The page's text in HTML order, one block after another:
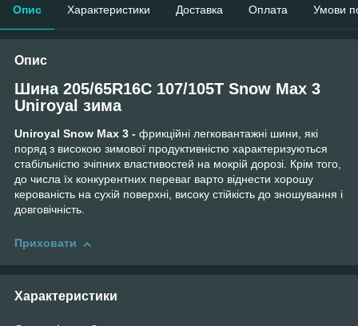
Опис Характеристики Доставка Оплата Умови
Опис
Шина 205/65R16C 107/105T Snow Max 3
Uniroyal зима
Uniroyal Snow Max 3 - фрикційні легковантажні шини, які
поряд з високою зимової продуктивністю характеризуються
стабільністю зчіпних властивостей на мокрій дорозі. Крім того,
до числа їх конкурентних переваг варто віднести хорошу
керованість на сухій поверхні, високу стійкість до зношування і
довговічність.
Приховати
Характеристики